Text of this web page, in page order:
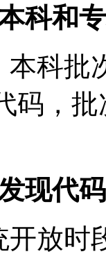
科和
科批
码，
现代
放时